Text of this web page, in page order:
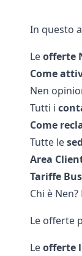
In questo
Leofferte
Come
Nen
Tutti i
Come
Tutte le
Area
Tariffe
Chi è Nen?
Le offerte
Leofferte